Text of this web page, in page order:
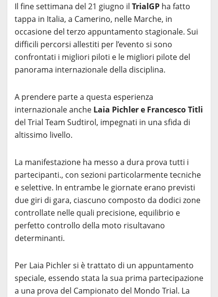
Il fine settimana del 21 giugno il TrialGP ha fatto
tappa in Italia, a Camerino, nelle Marche, in
occasione del terzo appuntamento stagionale. Sui
difficili percorsi allestiti per l’evento si sono
confrontati i migliori piloti e le migliori pilote del
panorama internazionale della disciplina.
A prendere parte a questa esperienza
internazionale anche Laia Pichler e Francesco Titli
del Trial Team Sudtirol, impegnati in una sfida di
altissimo livello.
La manifestazione ha messo a dura prova tutti i
partecipanti., con sezioni particolarmente tecniche
e selettive. In entrambe le giornate erano previsti
due giri di gara, ciascuno composto da dodici zone
controllate nelle quali precisione, equilibrio e
perfetto controllo della moto risultavano
determinanti.
Per Laia Pichler si è trattato di un appuntamento
speciale, essendo stata la sua prima partecipazione
a una prova del Campionato del Mondo Trial. La